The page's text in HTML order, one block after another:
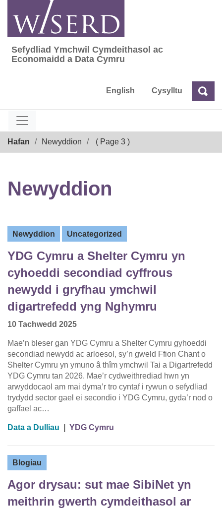
content
Sefydliad Ymchwil Cymdeithasol ac
Sefydliad Ymchwil Cymdeithasol ac
Economaidd a Data Cymru
English Cysylltu Chwilio
Hafan Newyddion ( Page 3 )
Newyddion
Newyddion Uncategorized
YDG Cymru a Shelter Cymru yn
cyhoeddi secondiad cyffrous
newydd i gryfhau ymchwil
digartrefedd yng Nghymru
10 Tachwedd 2025
Mae’n bleser gan YDG Cymru a Shelter Cymru gyhoeddi
secondiad newydd ac arloesol, sy’n gweld Ffion Chant o
Shelter Cymru yn ymuno â thîm ymchwil Tai a Digartrefedd
YDG Cymru tan 2026. Mae’r cydweithrediad hwn yn
arwyddocaol am mai dyma’r tro cyntaf i rywun o sefydliad
trydydd sector gael ei secondio i YDG Cymru, gyda’r nod o
gaffael ac…
Data a Dulliau YDG Cymru
Blogiau
Agor drysau: sut mae SibiNet yn
meithrin gwerth cymdeithasol ar